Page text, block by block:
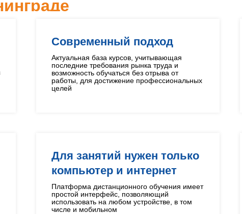
Современный подход
Актуальная база курсов, учитывающая
последние требования рынка труда и
возможность обучаться без отрыва от
работы, для достижение профессиональных
целей
Для занятий нужен только
компьютер и интернет
Платформа дистанционного обучения имеет
простой интерфейс, позволяющий
использовать на любом устройстве, в том
числе и мобильном